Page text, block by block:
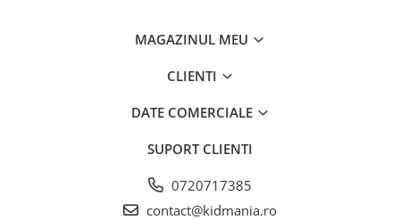
MAGAZINUL MEU
CLIENTI
DATE COMERCIALE
SUPORT CLIENTI
0720717385
contact@kidmania.ro